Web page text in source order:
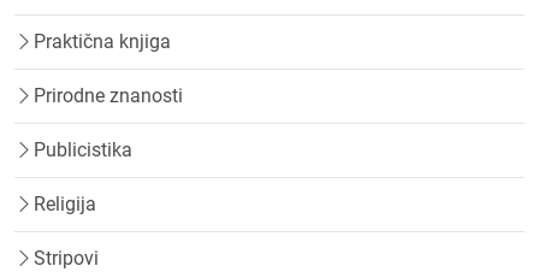
Praktična knjiga
Prirodne znanosti
Publicistika
Religija
Stripovi